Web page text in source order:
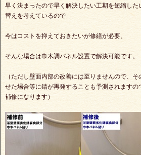
早く決まったので早く解決したい工期を短縮した
替えを考えているので
今はコストを抑えておきたいが修繕が必要、
そんな場合は巾木調パネル設置で解決可能です。
（ただし壁面内部の改善には至りませんので、
せた場合等に錆が再発することも予測されますの
補修になります）